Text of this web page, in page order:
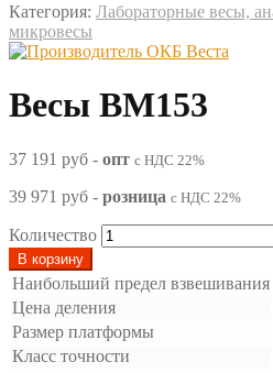
Категория: Лабораторные весы,
микровесы
Весы ВМ153
37 191 руб - опт с НДС 22%
39 971 руб - розница с НДС 22%
Количество
В корзину
Наибольший предел взвешивания
Цена деления
Размер платформы
Класс точности